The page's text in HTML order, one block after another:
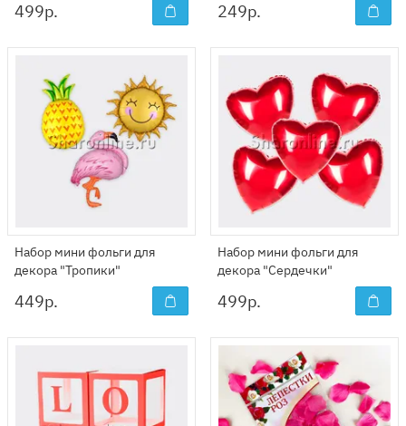
499р. 249р.
Набор мини фольги для
декора "Тропики"
449р.
Набор мини фольги для
декора "Сердечки"
499р.